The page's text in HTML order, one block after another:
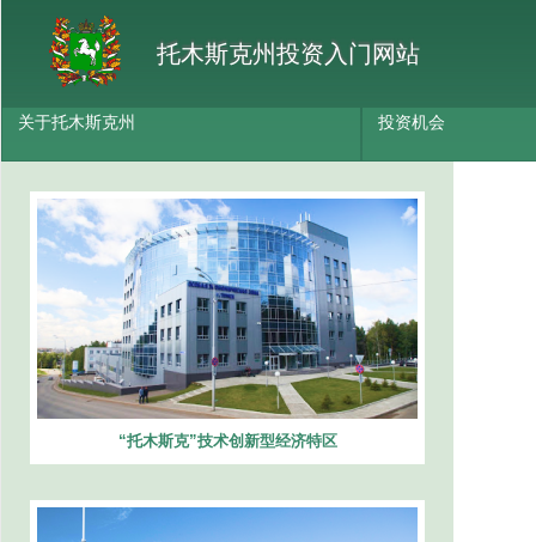
托木斯克州投资入门网站
关于托木斯克州 投资机会
“托木斯克”技术创新型经济特区